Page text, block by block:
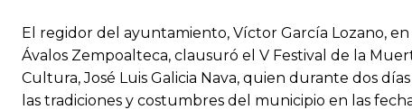
El regidor del ayuntamiento, Víctor García Lozano,
Ávalos Zempoalteca, clausuró el V Festival de la
Cultura, José Luis Galicia Nava, quien durante dos
las tradiciones y costumbres del municipio en las